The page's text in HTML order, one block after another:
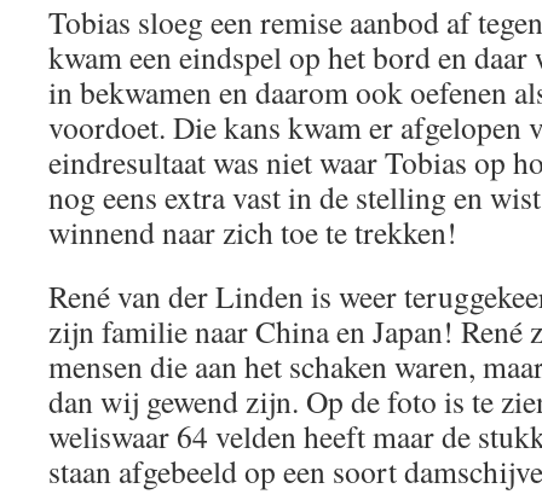
Tobias sloeg een remise aanbod af
kwam een eindspel op het bord en
in bekwamen en daarom ook oefenen
voordoet. Die kans kwam er afgelopen
eindresultaat was niet waar Tobias op
nog eens extra vast in de stelling en
winnend naar zich toe te trekken!
René van der Linden is weer
zijn familie naar China en Japan! René
mensen die aan het schaken waren,
dan wij gewend zijn. Op de foto is te
weliswaar 64 velden heeft maar de
staan afgebeeld op een soort